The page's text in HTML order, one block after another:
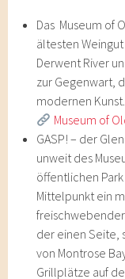
Das Museum of
ältesten
Derwent River
zur Gegenwart,
modernen
Museum of
GASP! – der
unweit des
öffentlichen
Mittelpunkt ein
der einen Seite,
von Montrose
Grillplätze auf